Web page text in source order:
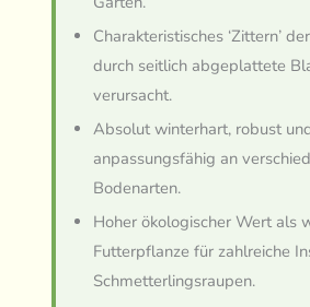
Charakteristisches ‘Zittern’
durch seitlich abgeplattete
verursacht.
Absolut winterhart, robust
anpassungsfähig an
Bodenarten.
Hoher ökologischer Wert als
Futterpflanze für zahlreiche
Schmetterlingsraupen.